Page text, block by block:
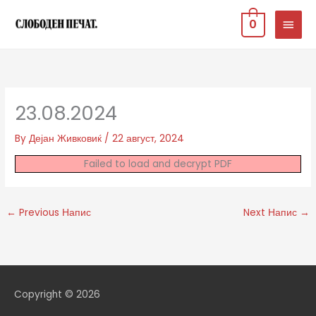
MAIN
0
23.08.2024
ByДејан Живковиќ /22 август, 2024
Failed to load and decrypt PDF
← Previous Напис Next Напис →
Copyright © 2026